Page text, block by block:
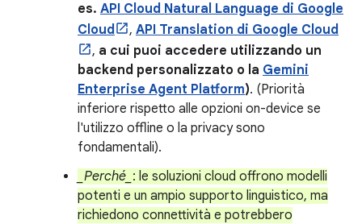
es. API Cloud Natural Language di Google
Cloud
, API Translation di Google Cloud
, a cui puoi accedere utilizzando un
backend personalizzato o la Gemini
Enterprise Agent Platform). (Priorità
inferiore rispetto alle opzioni on-device se
l'utilizzo offline o la privacy sono
fondamentali).
_Perché_ : le soluzioni cloud offrono modelli
potenti e un ampio supporto linguistico, ma
richiedono connettività e potrebbero